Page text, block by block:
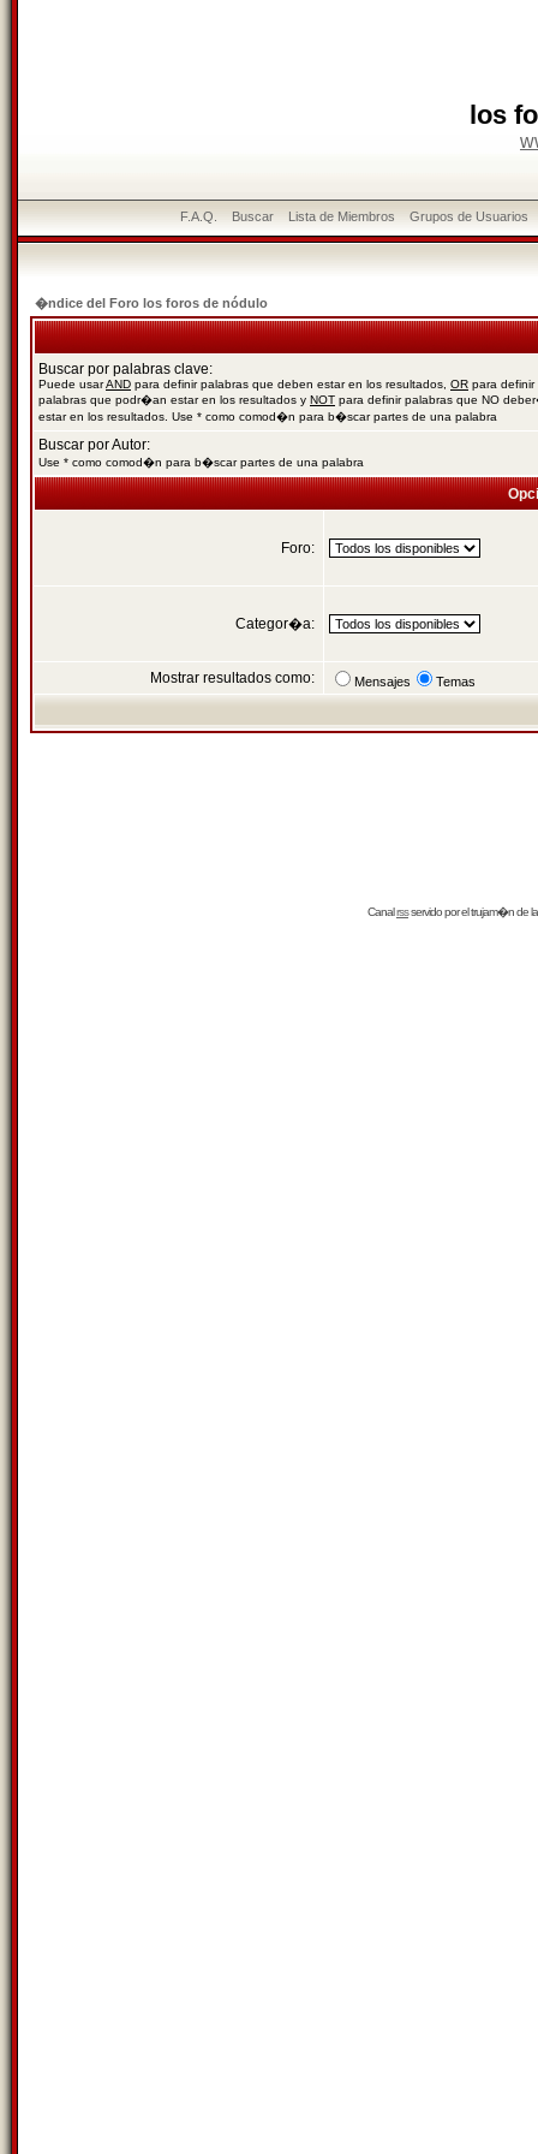
los
F.A.Q. Buscar Lista de Miembros Grupos de Usuarios
�ndice del Foro los foros de nódulo
Buscar por palabras clave:
Puede usarAND para definir palabras que deben estar en los resultados, OR para definir
palabras que podr�an estar en los resultados y NOT para definir palabras que NO
estar en los resultados. Use * como comod�n para b�scar partes de una palabra
Buscar por Autor:
Use * como comod�n para b�scar partes de una palabra
Foro:
Categor�a:
Mostrar resultados como: Mensajes Temas
Canalrssservido por eltrujam�nde